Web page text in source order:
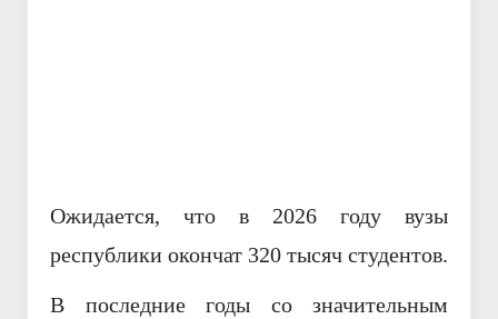
Ожидается, что в 2026 году вузы
республики окончат 320 тысяч студентов.
В последние годы со значительным